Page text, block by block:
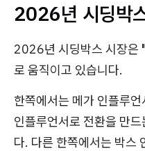
2026년 시딩박
2026년 시딩박스 시장은
로 움직이고 있습니다.
한쪽에서는 메가 인플루
인플루언서로 전환을 만
다. 다른 한쪽에서는 박스